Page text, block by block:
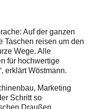
Auf der ganzen
Taschen reisen um den
Wege. Alle
für hochwertige
erklärt Wöstmann.
Marketing
Schritt so
Draußen.